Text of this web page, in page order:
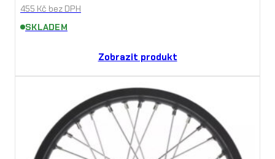
455 Kč bez DPH
SKLADEM
Zobrazit produkt